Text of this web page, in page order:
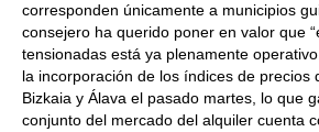
corresponden únicamente a municipios
consejero ha querido poner en valor que
tensionadas está ya plenamente
la incorporación de los índices de precios
Bizkaia y Álava el pasado martes, lo que
conjunto del mercado del alquiler cuenta